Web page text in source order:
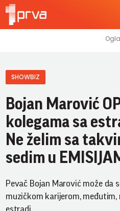
SHOWBIZ
Bojan Marović
kolegama sa
Ne želim sa
sedim u
Pevač Bojan Marović može da
muzičkom karijerom, međutim,
estradi.